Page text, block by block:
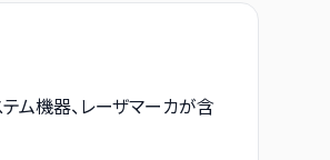
ム機器、レーザマーカが含